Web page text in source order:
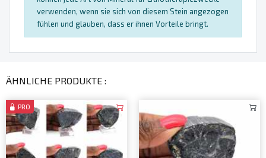
verwenden, wenn sie sich von diesem Stein angezogen
fühlen und glauben, dass er ihnen Vorteile bringt.
ÄHNLICHE PRODUKTE :
PRO